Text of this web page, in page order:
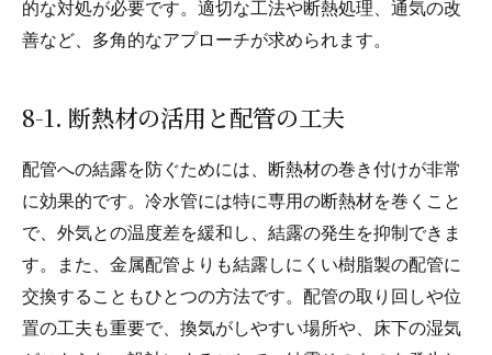
的な対処が必要です。適切な工法や断熱処理、通気の改
善など、多角的なアプローチが求められます。
8-1. 断熱材の活用と配管の工夫
配管への結露を防ぐためには、断熱材の巻き付けが非常
に効果的です。冷水管には特に専用の断熱材を巻くこと
で、外気との温度差を緩和し、結露の発生を抑制できま
す。また、金属配管よりも結露しにくい樹脂製の配管に
交換することもひとつの方法です。配管の取り回しや位
置の工夫も重要で、換気がしやすい場所や、床下の湿気